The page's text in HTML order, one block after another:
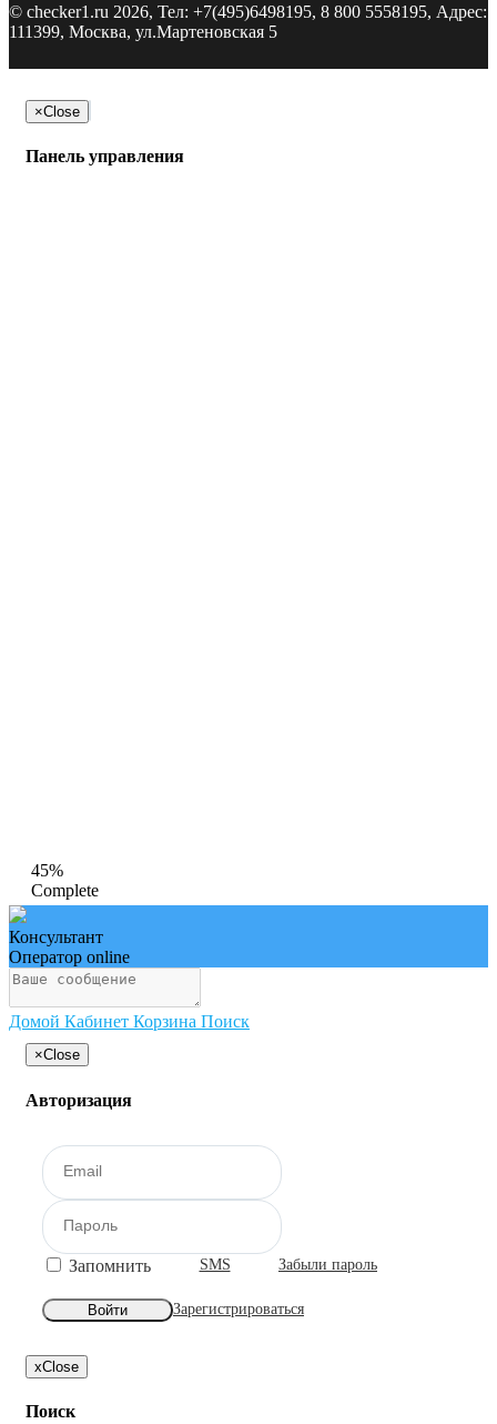
© checker1.ru 2026, Тел: +7(495)6498195, 8 800 5558195, Адрес:
111399, Москва, ул.Мартеновская 5
×Close
Панель управления
45%
Complete
Консультант
Оператор online
Домой Кабинет Корзина Поиск
×Close
Авторизация
Запомнить SMS Забыли пароль
Войти Зарегистрироваться
xClose
Поиск